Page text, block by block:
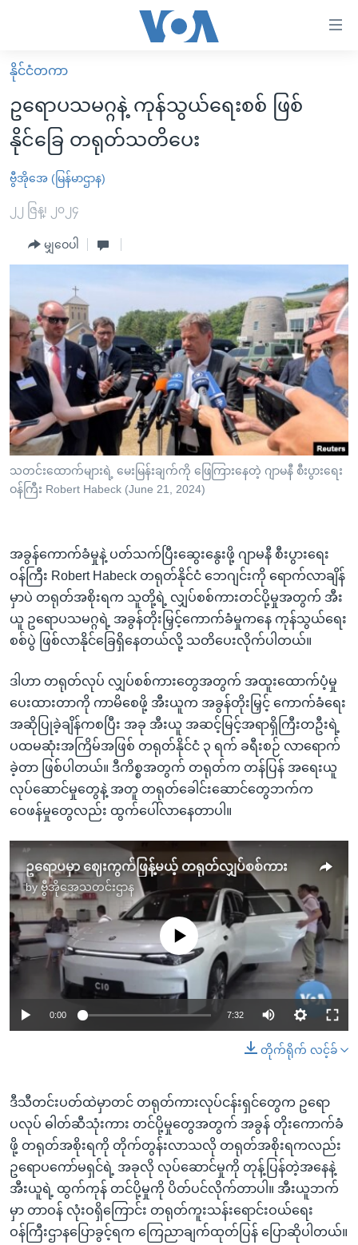
လွယ်ကူ
စေ
သည့်
Link
များ
ပင်မ
ရန်
ပင်မ
အ
ညွန်း
စာမျက်နှာ
သို့
ကျော်
ကြည့်
ရန်
နေရာ
သို့
ကျော်
ရန်
မူလစာမျက်နှာ
မြန်မာ
ကမ္ဘာ့သတင်းများ
နိုင်ငံတကာ
အမေရိကန်
အစ္စရေး-ပါလက်စတိုင်း
ဗွီဒီယို
သတင်းလွတ်လပ်ခွင့်
အင်္ဂလိပ်စာလေ့လာမယ်
အမေရိကန်သုံးအီဒီယံ
မကြေးမုံရဲ့ အင်္ဂလိပ်စာ
ရုပ်ရှင်ထဲက အင်္ဂလိပ်စာ
သုတပဒေသာ အင်္ဂလိပ်စာ
အပတ်စဉ်ကဏ္ဍများ
ရေဒီယို
တီဗွီ
ရေဒီယိုနှင့်ရုပ်သံ အချက်အလက်များ
ရေဒီယို/တီဗွီအစီအစဉ်
Learning English
ဗွီအိုအေ လူမှုကွန်ယက်များ
နိုင်ငံတကာ
ဥရောပသမဂ္ဂနဲ့ ကုန်သွယ်ရေးစစ် ဖြစ်
နိုင်ခြေ တရုတ်သတိပေး
ဗွီအိုအေ (မြန်မာဌာန)
၂၂ ဇြန္၊ ၂၀၂၄
မျှဝေပါ
သတင်းထောက်များရဲ့ မေးမြန်းချက်ကို ဖြေကြားနေတဲ့ ဂျာမနီ စီးပွားရေး
ဝန်ကြီး Robert Habeck (June 21, 2024)
အခွန်ကောက်ခံမှုနဲ့ ပတ်သက်ပြီးဆွေးနွေးဖို့ ဂျာမနီ စီးပွားရေး
ဝန်ကြီး Robert Habeck တရုတ်နိုင်ငံ ဘေဂျင်းကို ရောက်လာချိန်
မှာပဲ တရုတ်အစိုးရက သူတို့ရဲ့ လျှပ်စစ်ကားတင်ပို့မှုအတွက် အီး
ယူ ဥရောပသမဂ္ဂရဲ့ အခွန်တိုးမြှင့်ကောက်ခံမှုကနေ ကုန်သွယ်ရေး
စစ်ပွဲ ဖြစ်လာနိုင်ခြေရှိနေတယ်လို့ သတိပေးလိုက်ပါတယ်။
ဒါဟာ တရုတ်လုပ် လျှပ်စစ်ကားတွေအတွက် အထူးထောက်ပံ့မှု
ပေးထားတာကို ကာမိစေဖို့ အီးယူက အခွန်တိုးမြှင့် ကောက်ခံရေး
အဆိုပြုခဲ့ချိန်ကစပြီး အခု အီးယူ အဆင့်မြင့်အရာရှိကြီးတဦးရဲ့
ပထမဆုံးအကြိမ်အဖြစ် တရုတ်နိုင်ငံ ၃ ရက် ခရီးစဉ် လာရောက်
ခဲ့တာ ဖြစ်ပါတယ်။ ဒီကိစ္စအတွက် တရုတ်က တန်ပြန် အရေးယူ
လုပ်ဆောင်မှုတွေနဲ့ အတူ တရုတ်ခေါင်းဆောင်တွေဘက်က
ဝေဖန်မှုတွေလည်း ထွက်ပေါ်လာနေတာပါ။
ဥရောပမှာ ဈေးကွက်ဖြန့်မယ့် တရုတ်လျှပ်စစ်ကား
byဗွီအိုအေသတင်းဌာန
No media source currently available
0:00 7:32
တိုက်ရိုက် လင့်ခ်
ဒီသီတင်းပတ်ထဲမှာတင် တရုတ်ကားလုပ်ငန်းရှင်တွေက ဥရော
ပလုပ် ဓါတ်ဆီသုံးကား တင်ပို့မှုတွေအတွက် အခွန် တိုးကောက်ခံ
ဖို့ တရုတ်အစိုးရကို တိုက်တွန်းလာသလို တရုတ်အစိုးရကလည်း
ဥရောပကော်မရှင်ရဲ့ အခုလို လုပ်ဆောင်မှုကို တုန့်ပြန်တဲ့အနေနဲ့
အီးယူရဲ့ ထွက်ကုန် တင်ပို့မှုကို ပိတ်ပင်လိုက်တာပါ။ အီးယူဘက်
မှာ တာဝန် လုံးဝရှိကြောင်း တရုတ်ကူးသန်းရောင်းဝယ်ရေး
ဝန်ကြီးဌာနပြောခွင့်ရက ကြေညာချက်ထုတ်ပြန် ပြောဆိုပါတယ်။